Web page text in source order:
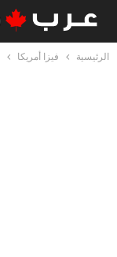
الرئيسية فيزا أمريكا